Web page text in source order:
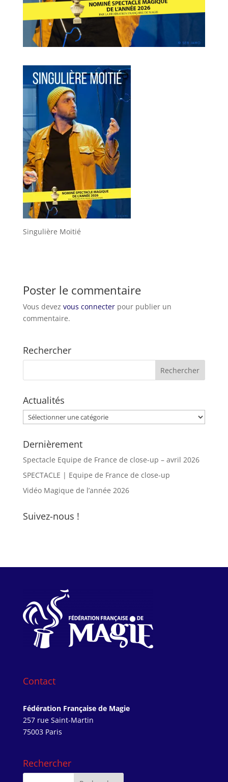
Singulière Moitié
Poster le commentaire
Vous devez vous connecterpour publier un
commentaire.
Rechercher
Actualités
Actualités
Dernièrement
Spectacle Equipe de France de close-up – avril 2026
SPECTACLE | Equipe de France de close-up
Vidéo Magique de l’année 2026
Suivez-nous !
Contact
Fédération Française de Magie
257 rue Saint-Martin
75003 Paris
Rechercher